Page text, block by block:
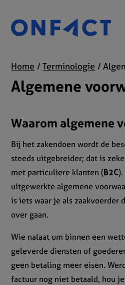
Home Terminologie
Algemene
Waarom algemene
Bij het zakendoen wordt de
steeds uitgebreider; dat is
met particuliere klanten (B2C
uitgewerkte algemene
is iets waar je als zaakvoerder
over gaan.
Wie nalaat om binnen een
geleverde diensten of
geen betaling meer eisen.
factuur nog niet betaald, hou